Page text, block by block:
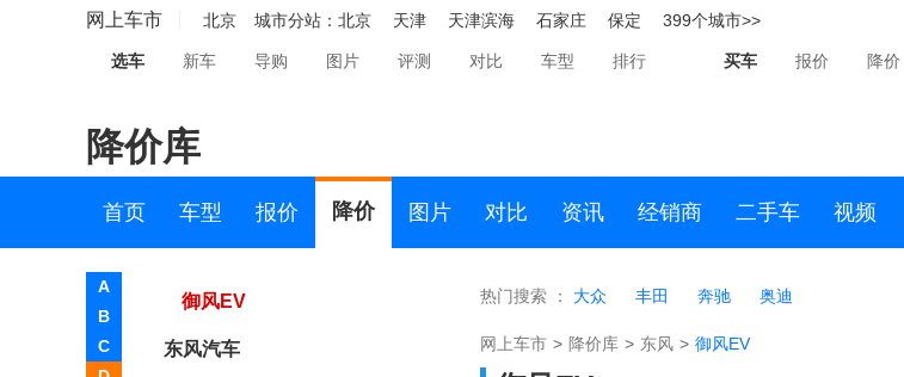
网上车市 北京 城市分站： 北京 天津 天津滨海 石家庄 保定 399个城市>>
选车 新车 导购 图片 评测 对比 车型 排行 买车 报价 降价
降价库
首页 车型 报价 降价 图片 对比 资讯 经销商 二手车 视频
A
B
C
帕拉索
锐骐7
郑州日产Z9
东风御风
御风
御风EV
东风汽车
热门搜索 ： 大众 丰田 奔驰 奥迪
网上车市 > 降价库 > 东风 > 御风EV